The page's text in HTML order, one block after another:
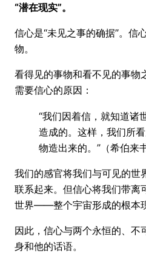
“潜在现实”。
信心是“未见之事的确据”。信
物。
看得见的事物和看不见的事物
需要信心的原因：
“我们因着信，就知道诸
造成的。这样，我们所
物造出来的。”（希伯来
我们的感官将我们与可见的世
联系起来。但信心将我们带离
世界——整个宇宙形成的根本
因此，信心与两个永恒的、不
身和他的话语。